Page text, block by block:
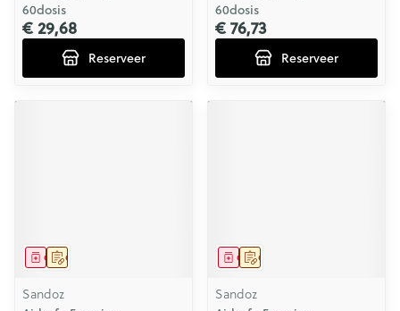
60dosis
€ 29,68
Reserveer
60dosis
€ 76,73
Reserveer
Op voorschrift
Geneesmiddel
Sandoz
Op voorschrift
Geneesmiddel
Sandoz